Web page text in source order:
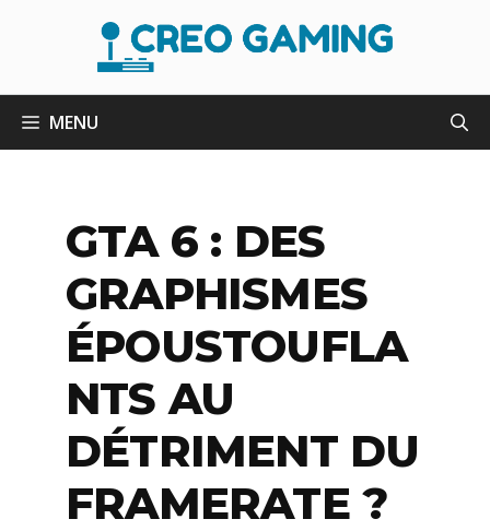
MENU
GTA 6 : DES
GRAPHISMES
ÉPOUSTOUFLA
NTS AU
DÉTRIMENT DU
FRAMERATE ?